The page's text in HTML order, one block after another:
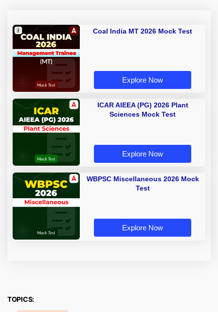
Coal India MT 2026 Mock Test
Explore Now
ICAR AIEEA (PG) 2026 Plant
Sciences Mock Test
Explore Now
WBPSC Miscellaneous 2026 Mock
Test
Explore Now
TOPICS: